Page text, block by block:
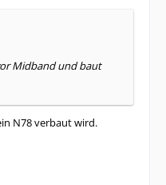
Midband und baut
N78 verbaut wird.